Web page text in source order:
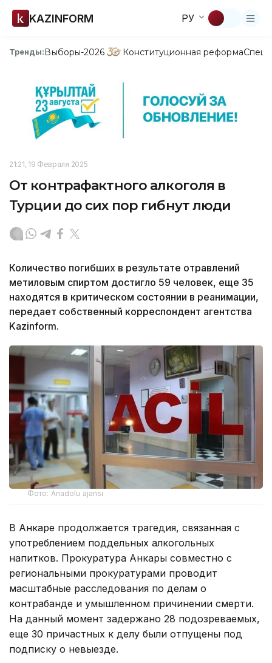
KAZINFORM РУ
Тренды:Выборы-2026 Конституционная реформа
21:21, 19 Февраля 2025
От контрафактного алкоголя в
Турции до сих пор гибнут люди
Количество погибших в результате отравлений
метиловым спиртом достигло 59 человек, еще 35
находятся в критическом состоянии в реанимации,
передает собственный корреспондент агентства
Kazinform.
Фото: Anadolu ajansı
В Анкаре продолжается трагедия, связанная с
употреблением поддельных алкогольных
напитков. Прокуратура Анкары совместно с
региональными прокуратурами проводит
масштабные расследования по делам о
контрабанде и умышленном причинении смерти.
На данный момент задержано 28 подозреваемых,
еще 30 причастных к делу были отпущены под
подписку о невыезде.